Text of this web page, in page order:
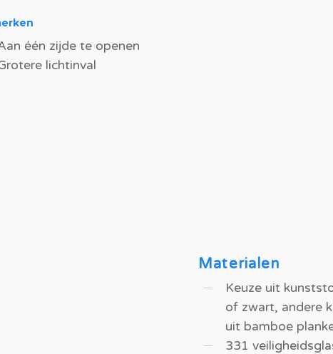
één zijde te openen
lichtinval
Materialen
Keuze uit
of zwart, andere
uit bamboe
331